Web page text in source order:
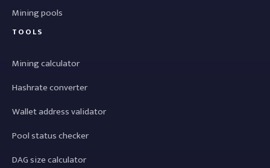
Mining pools
TOOLS
Mining calculator
Hashrate converter
Wallet address validator
Pool status checker
DAG size calculator